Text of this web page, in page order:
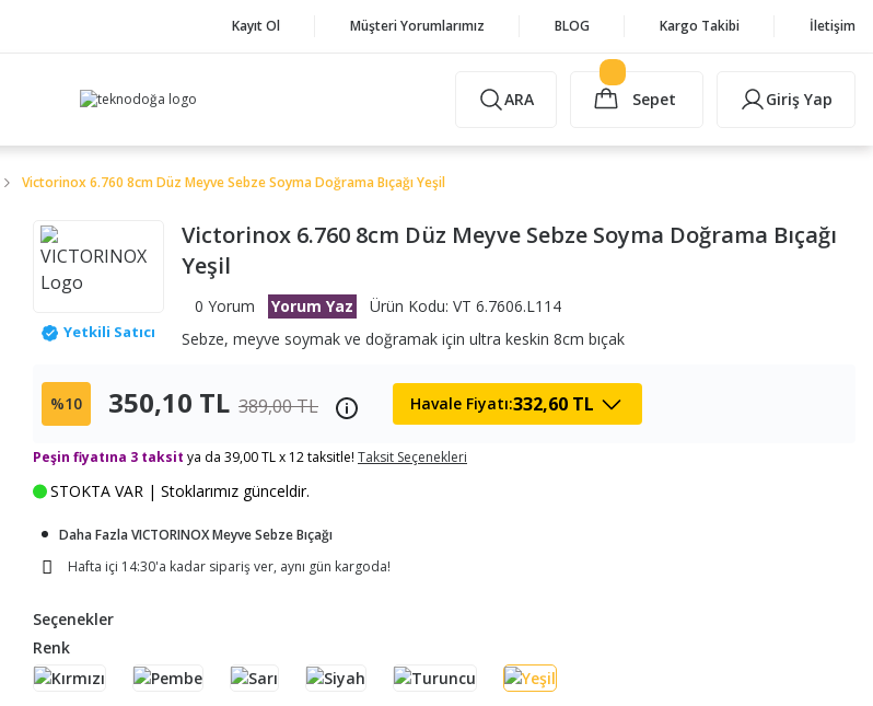
Kayıt Ol Müşteri Yorumlarımız BLOG Kargo Takibi İletişim
ARA Sepet Giriş Yap
Victorinox 6.760 8cm Düz Meyve Sebze Soyma Doğrama Bıçağı Yeşil
Yetkili Satıcı
Victorinox 6.760 8cm Düz Meyve Sebze Soyma Doğrama Bıçağı
Yeşil
0 Yorum Yorum Yaz
Ürün Kodu: VT 6.7606.L114
Sebze, meyve soymak ve doğramak için ultra keskin 8cm bıçak
%10 350,10 TL 389,00 TL Havale Fiyatı:332,60 TL
Peşin fiyatına 3 taksit ya da 39,00 TL x 12 taksitle! Taksit Seçenekleri
STOKTA VAR | Stoklarımız günceldir.
Daha Fazla VICTORINOX Meyve Sebze Bıçağı
Hafta içi 14:30'a kadar sipariş ver, aynı gün kargoda!
Seçenekler
Renk